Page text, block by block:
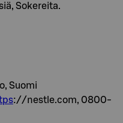
Sokereita.
Suomi
://nestle.com, 0800-